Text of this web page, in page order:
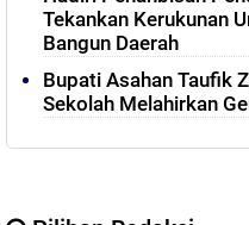
Tekankan Kerukunan
Bangun Daerah
Bupati Asahan Taufik
Sekolah Melahirkan